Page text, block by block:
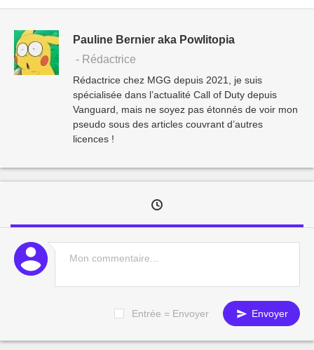
Pauline Bernier aka Powlitopia
- Rédactrice
Rédactrice chez MGG depuis 2021, je suis
spécialisée dans l’actualité Call of Duty depuis
Vanguard, mais ne soyez pas étonnés de voir mon
pseudo sous des articles couvrant d’autres
licences !
Entrée = Envoyer Envoyer